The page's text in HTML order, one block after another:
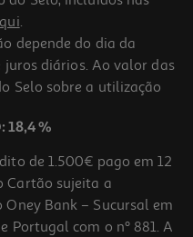
Moderado Tamanho S 1un
.
depende do dia da
diários. Ao valor das
Selo sobre a utilização
18,4 %
de 1.500€ pago em 12
Cartão sujeita a
Bank – Sucursal em
Portugal com o nº 881. A